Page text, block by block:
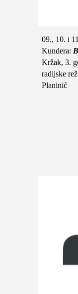
09., 10. i
Kundera:
Kržak, 3.
radijske
Planinić